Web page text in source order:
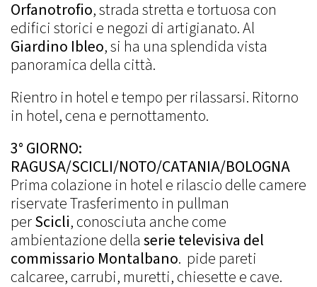
Orfanotrofio, strada stretta e tortuosa con
edifici storici e negozi di artigianato. Al
Giardino Ibleo, si ha una splendida vista
panoramica della città.
Rientro in hotel e tempo per rilassarsi. Ritorno
in hotel, cena e pernottamento.
3° GIORNO:
RAGUSA/SCICLI/NOTO/CATANIA/BOLOGNA
Prima colazione in hotel e rilascio delle camere
riservate Trasferimento in pullman
perScicli, conosciuta anche come
ambientazione dellaserie televisiva del
commissario Montalbano. pide pareti
calcaree, carrubi, muretti, chiesette e cave.